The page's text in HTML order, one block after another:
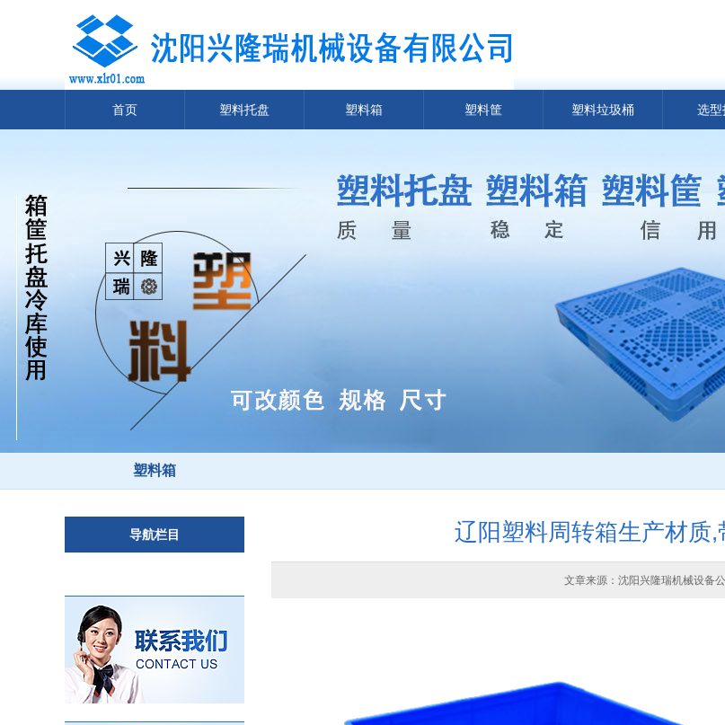
首页 塑料托盘 塑料箱 塑料筐 塑料垃圾桶 选型
塑料箱
导航栏目 辽阳塑料周转箱生产材质
文章来源：沈阳兴隆瑞机械设